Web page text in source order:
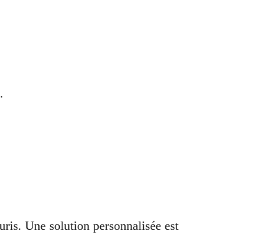
Une solution personnalisée est